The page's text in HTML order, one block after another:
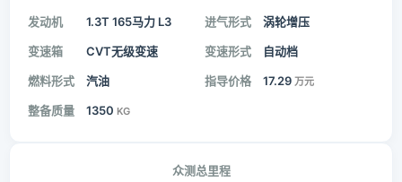
发动机 1.3T 165马力 L3 进气形式 涡轮增压
变速箱 CVT无级变速 变速形式 自动档
燃料形式 汽油 指导价格 17.29 万元
整备质量 1350 KG
众测总里程